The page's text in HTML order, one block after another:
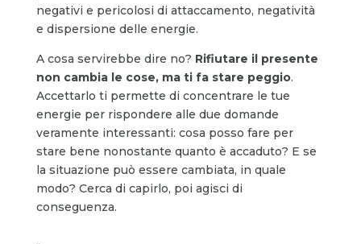
negativi e pericolosi di attaccamento, negatività
e dispersione delle energie.
A cosa servirebbe dire no? Rifiutare il presente
non cambia le cose, ma ti fa stare peggio.
Accettarlo ti permette di concentrare le tue
energie per rispondere alle due domande
veramente interessanti: cosa posso fare per
stare bene nonostante quanto è accaduto? E se
la situazione può essere cambiata, in quale
modo? Cerca di capirlo, poi agisci di
conseguenza.